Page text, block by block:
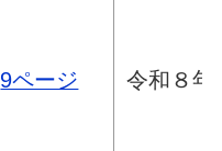
9ページ 令和８